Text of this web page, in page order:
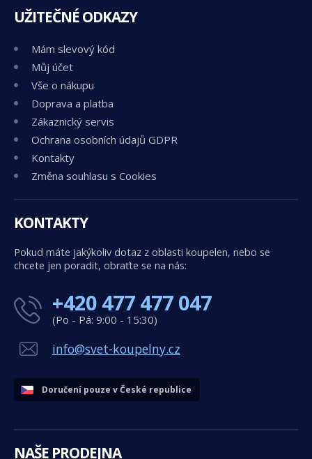
UŽITEČNÉ ODKAZY
Mám slevový kód
Můj účet
Vše o nákupu
Doprava a platba
Zákaznický servis
Ochrana osobních údajů GDPR
Kontakty
Změna souhlasu s Cookies
KONTAKTY
Pokud máte jakýkoliv dotaz z oblasti koupelen, nebo se
chcete jen poradit, obraťte se na nás:
+420 477 477 047
(Po - Pá: 9:00 - 15:30)
info@svet-koupelny.cz
Doručení pouze v České republice
NAŠE PRODEJNA